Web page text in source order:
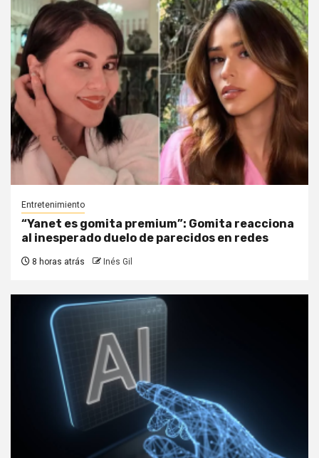
Entretenimiento
“Yanet es gomita premium”: Gomita reacciona
al inesperado duelo de parecidos en redes
8 horas atrás Inés Gil